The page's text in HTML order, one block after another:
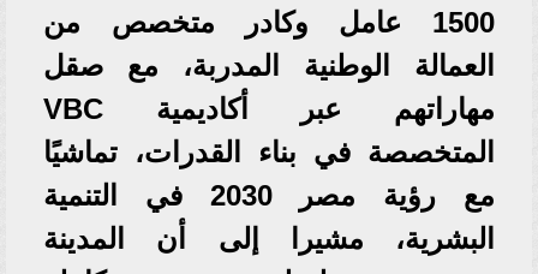
1500 عامل وكادر متخصص من
العمالة الوطنية المدربة، مع صقل
مهاراتهم عبر أكاديمية VBC
المتخصصة في بناء القدرات، تماشيًا
مع رؤية مصر 2030 في التنمية
البشرية، مشيرا إلى أن المدينة